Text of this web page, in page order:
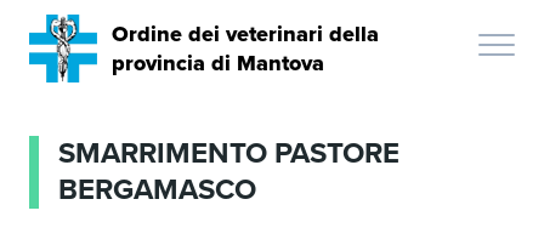
Ordine dei veterinari della
provincia di Mantova
SMARRIMENTO PASTORE
BERGAMASCO